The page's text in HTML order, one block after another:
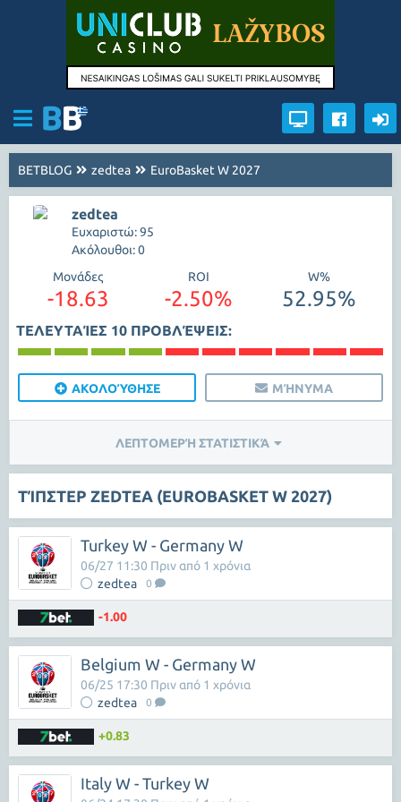
BETBLOG zedtea EuroBasket W 2027
zedtea
Ευχαριστώ: 95
Ακόλουθοι: 0
Μονάδες
-18.63
ROI
-2.50%
W%
52.95%
ΤΕΛΕΥΤΑΊΕΣ 10 ΠΡΟΒΛΈΨΕΙΣ:
ΑΚΟΛΟΎΘΗΣΕ ΜΉΝΥΜΑ
ΛΕΠΤΟΜΕΡΉ ΣΤΑΤΙΣΤΙΚΆ
ΤΊΠΣΤΕΡ ZEDTEA (EUROBASKET W 2027)
Turkey W - Germany W
zedtea 0
06/27 11:30 Πριν από 1 χρόνια
-1.00
Belgium W - Germany W
zedtea 0
06/25 17:30 Πριν από 1 χρόνια
+0.83
Italy W - Turkey W